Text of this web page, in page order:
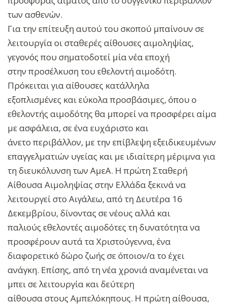
των ασθενών.
Για την επίτευξη αυτού του σκοπού μπαίνουν σε
λειτουργία οι σταθερές αίθουσες αιμοληψίας,
γεγονός που σηματοδοτεί μία νέα εποχή
στην προσέλκυση του εθελοντή αιμοδότη.
Πρόκειται για αίθουσες κατάλληλα
εξοπλισμένες και εύκολα προσβάσιμες, όπου ο
εθελοντής αιμοδότης θα μπορεί να προσφέρει αίμα
με ασφάλεια, σε ένα ευχάριστο και
άνετο περιβάλλον, με την επίβλεψη εξειδικευμένων
επαγγελματιών υγείας και με ιδιαίτερη μέριμνα για
τη διευκόλυνση των ΑμεΑ. Η πρώτη Σταθερή
Αίθουσα Αιμοληψίας στην Ελλάδα ξεκινά να
λειτουργεί στο Αιγάλεω, από τη Δευτέρα 16
Δεκεμβρίου, δίνοντας σε νέους αλλά και
παλιούς εθελοντές αιμοδότες τη δυνατότητα να
προσφέρουν αυτά τα Χριστούγεννα, ένα
διαφορετικό δώρο ζωής σε όποιον/α το έχει
ανάγκη. Επίσης, από τη νέα χρονιά αναμένεται να
μπει σε λειτουργία και δεύτερη
αίθουσα στους Αμπελόκηπους. Η πρώτη αίθουσα,